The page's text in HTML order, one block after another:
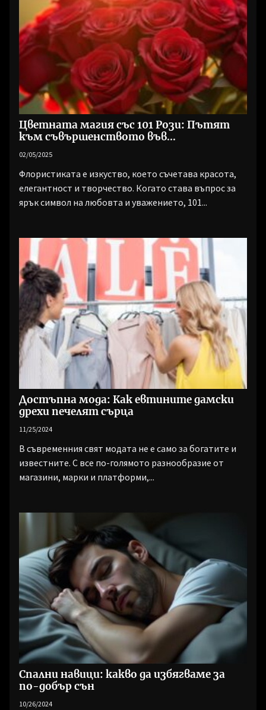
Цветната магия със 101 Рози: Пътят
към съвършенството във
02/05/2025
Флористиката е изкуство, което съчетава красота,
елегантност и творчество. Когато става въпрос за
ярък символ на любовта и уважението, 101...
Достъпна мода: Как евтините дамски
дрехи печелят сърца
11/25/2024
В съвременния свят модата не е само за богатите и
известните. С все по-голямото разнообразие от
магазини, марки и платформи,...
Спални навици: какво да избягваме за
по-добър сън
10/26/2024